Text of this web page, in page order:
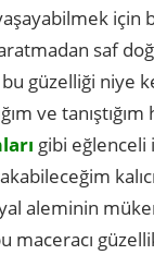
saf
güzelliği
ve
gibi
aleminin